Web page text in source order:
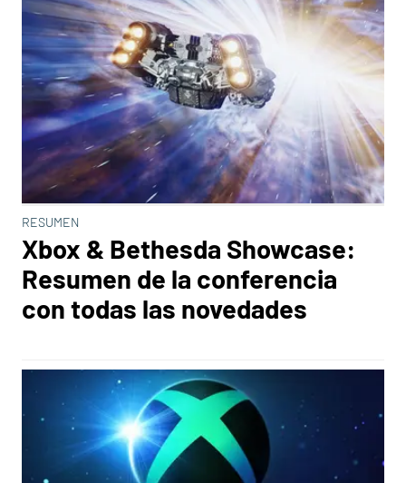
RESUMEN
Xbox & Bethesda Showcase:
Resumen de la conferencia
con todas las novedades